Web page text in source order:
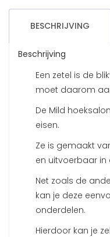
BESCHRIJVING
Beschrijving
Een zetel is de
moet daarom
De Mild
eisen.
Ze is gemaakt
en uitvoerbaar in
Net zoals de
kan je deze
onderdelen.
Hierdoor kan je